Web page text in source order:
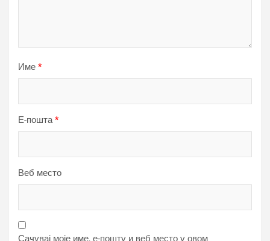
Име *
Е-пошта*
Веб место
Сачувај моје име, е-пошту и веб место у овом